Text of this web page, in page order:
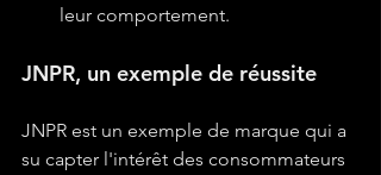
leur comportement.
JNPR, un exemple de réussite
JNPR est un exemple de marque qui a
su capter l'intérêt des consommateurs